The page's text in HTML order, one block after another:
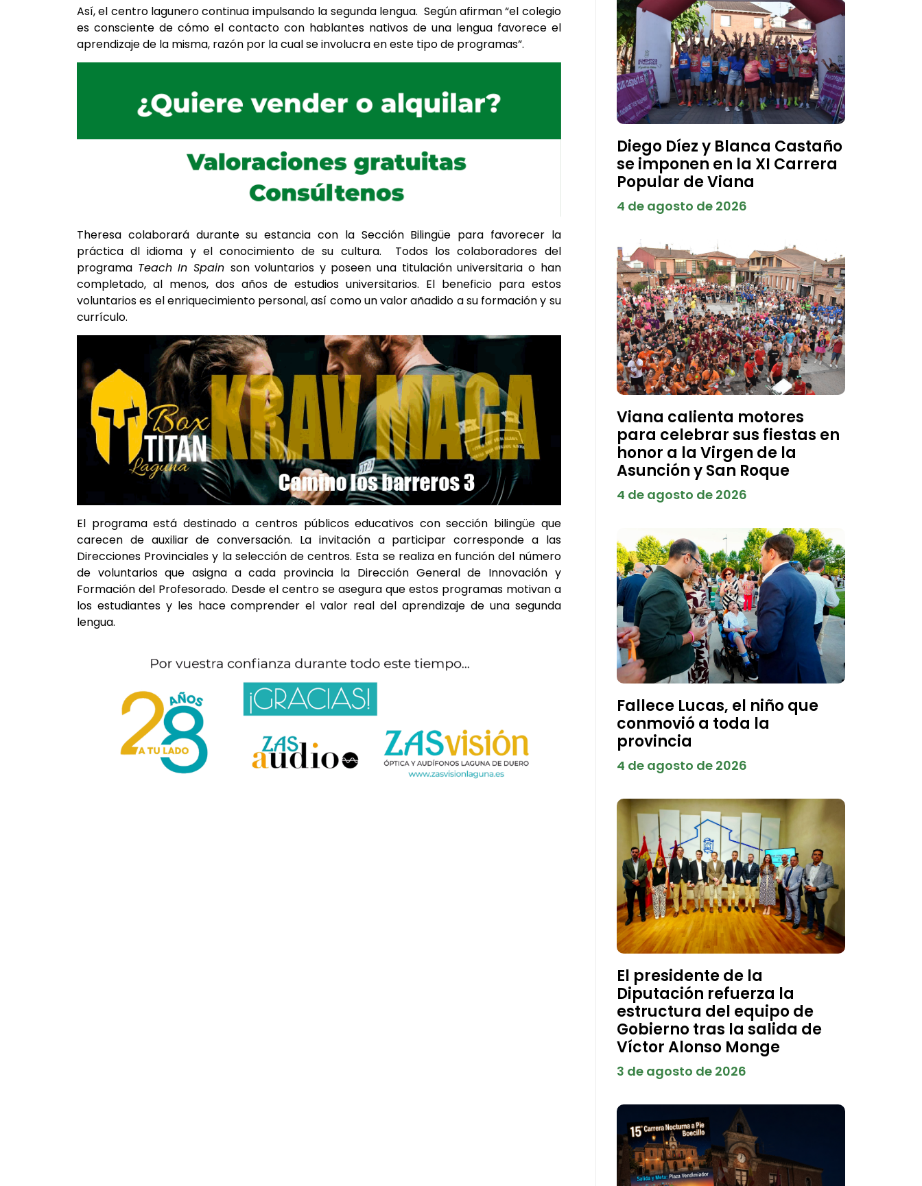
Así, el centro lagunero continua impulsando la segunda lengua. Según afirman “el colegio
es consciente de cómo el contacto con hablantes nativos de una lengua favorece el
aprendizaje de la misma, razón por la cual se involucra en este tipo de programas”.
Theresa colaborará durante su estancia con la Sección Bilingüe para favorecer la
práctica dl idioma y el conocimiento de su cultura. Todos los colaboradores del
programa Teach In Spain son voluntarios y poseen una titulación universitaria o han
completado, al menos, dos años de estudios universitarios. El beneficio para estos
voluntarios es el enriquecimiento personal, así como un valor añadido a su formación y su
currículo.
El programa está destinado a centros públicos educativos con sección bilingüe que
carecen de auxiliar de conversación. La invitación a participar corresponde a las
Direcciones Provinciales y la selección de centros. Esta se realiza en función del número
de voluntarios que asigna a cada provincia la Dirección General de Innovación y
Formación del Profesorado. Desde el centro se asegura que estos programas motivan a
los estudiantes y les hace comprender el valor real del aprendizaje de una segunda
lengua.
Diego Díez y Blanca Castaño
se imponen en la XI Carrera
Popular de Viana
4 de agosto de 2026
Viana calienta motores
para celebrar sus fiestas en
honor a la Virgen de la
Asunción y San Roque
4 de agosto de 2026
Fallece Lucas, el niño que
conmovió a toda la
provincia
4 de agosto de 2026
El presidente de la
Diputación refuerza la
estructura del equipo de
Gobierno tras la salida de
Víctor Alonso Monge
3 de agosto de 2026